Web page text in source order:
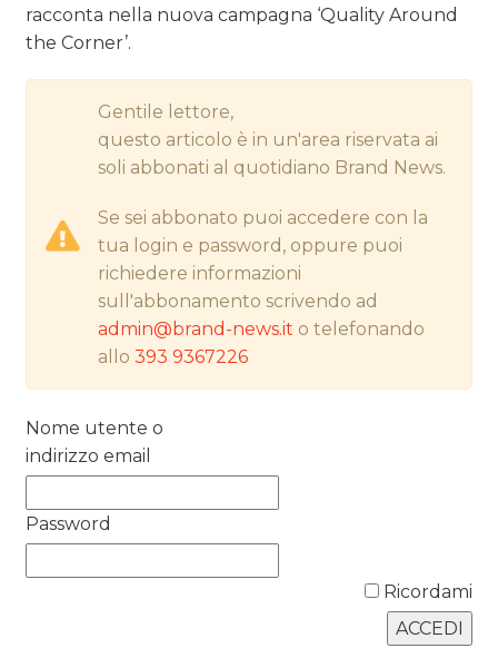
PREVISIONI/SCENARI
CASE HISTORY
OPINIONI
racconta nella nuova campagna ‘Quality Around
the Corner’.
Gentile lettore,
questo articolo è in un'area riservata ai
soli abbonati al quotidiano Brand News.
Se sei abbonato puoi accedere con la
tua login e password, oppure puoi
richiedere informazioni
sull'abbonamento scrivendo ad
admin@brand-news.it o telefonando
allo393 9367226
Nome utente o
indirizzo email
Password
Ricordami